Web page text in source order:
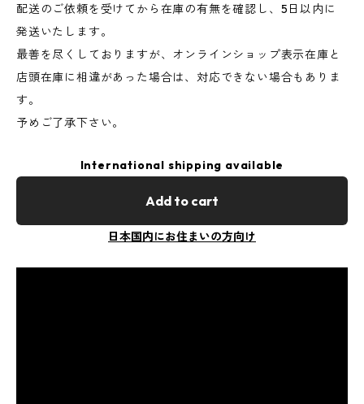
配送のご依頼を受けてから在庫の有無を確認し、5日以内に
発送いたします。
最善を尽くしておりますが、オンラインショップ表示在庫と
店頭在庫に相違があった場合は、対応できない場合もありま
す。
予めご了承下さい。
International shipping available
Add to cart
日本国内にお住まいの方向け